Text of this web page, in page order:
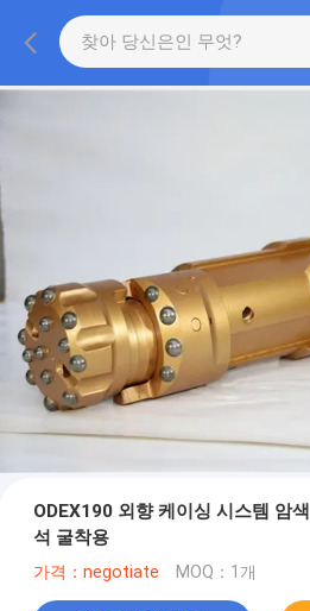
ODEX190 외향 케이싱 시스템 암
석 굴착용
가격：negotiate MOQ：1개